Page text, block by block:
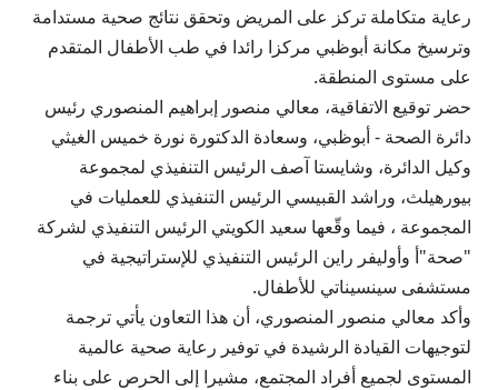
رعاية متكاملة تركز على المريض وتحقق نتائج صحية مستدامة
وترسيخ مكانة أبوظبي مركزا رائدا في طب الأطفال المتقدم
على مستوى المنطقة.
حضر توقيع الاتفاقية، معالي منصور إبراهيم المنصوري رئيس
دائرة الصحة - أبوظبي، وسعادة الدكتورة نورة خميس الغيثي
وكيل الدائرة، وشايستا آصف الرئيس التنفيذي لمجموعة
بيورهيلث، وراشد القبيسي الرئيس التنفيذي للعمليات في
المجموعة ، فيما وقّعها سعيد الكويتي الرئيس التنفيذي لشركة
"صحة"أ وأوليفر راين الرئيس التنفيذي للإستراتيجية في
مستشفى سينسيناتي للأطفال.
وأكد معالي منصور المنصوري، أن هذا التعاون يأتي ترجمة
لتوجيهات القيادة الرشيدة في توفير رعاية صحية عالمية
المستوى لجميع أفراد المجتمع، مشيرا إلى الحرص على بناء